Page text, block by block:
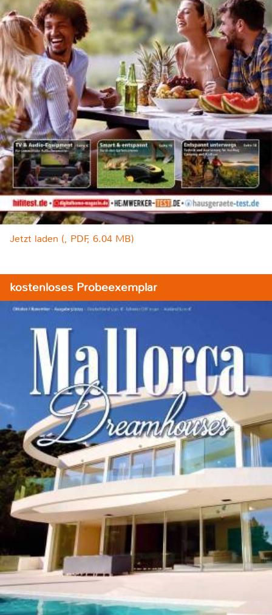
Jetzt laden (, PDF, 6.04 MB)
kostenloses Probeexemplar